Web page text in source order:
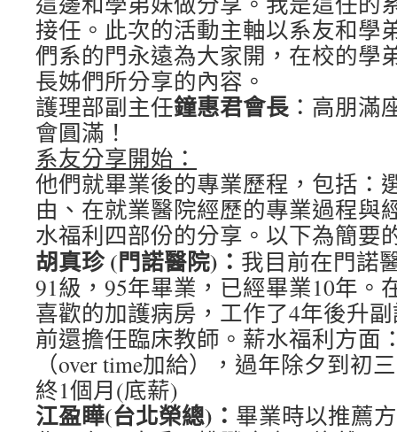
接任。此次的活動主軸以系友和學
們系的門永遠為大家開，在校的學
長姊們所分享的內容。
護理部副主任鐘惠君會長 ：高朋滿
會圓滿！
系友分享開始 ：
他們就畢業後的專業歷程，包括：
由、在就業醫院經歷的專業過程與
水福利四部份的分享。以下為簡要
胡真珍 (門諾醫院)： 我目前在門諾
91級，95年畢業，已經畢業10年。
喜歡的加護病房，工作了4年後升
前還擔任臨床教師。薪水福利方面
（over time加給），過年除夕到初
終1個月(底薪)
江盈瞱(台北榮總)： 畢業時以推薦